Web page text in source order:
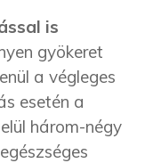
is
gyökeret
a végleges
esetén a
három-négy